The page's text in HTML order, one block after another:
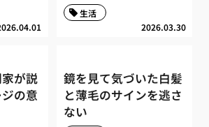
2026.03.30
生活
が説
の意
鏡を見て気づいた白髪
と薄毛のサインを逃さ
ない